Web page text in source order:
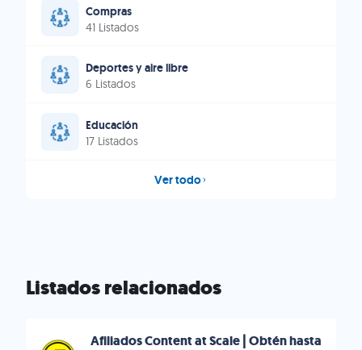
Compras
41 Listados
Deportes y aire libre
6 Listados
Educación
17 Listados
Ver todo
Listados relacionados
Afiliados Content at Scale | Obtén hasta